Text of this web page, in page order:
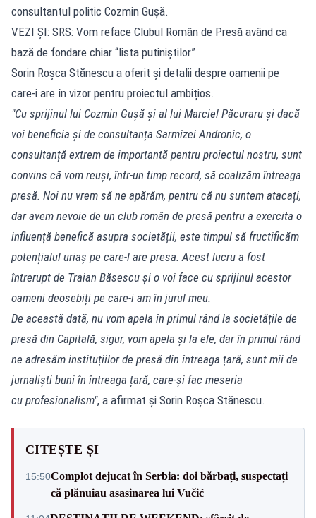
consultantul politic Cozmin Gușă.
VEZI ȘI: SRS: Vom reface Clubul Român de Presă având ca
bază de fondare chiar “lista putiniștilor”
Sorin Roșca Stănescu a oferit și detalii despre oamenii pe
care-i are în vizor pentru proiectul ambițios.
"Cu sprijinul lui Cozmin Gușă și al lui Marciel Păcuraru și dacă
voi beneficia și de consultanța Sarmizei Andronic, o
consultanță extrem de importantă pentru proiectul nostru, sunt
convins că vom reuși, într-un timp record, să coalizăm întreaga
presă. Noi nu vrem să ne apărăm, pentru că nu suntem atacați,
dar avem nevoie de un club român de presă pentru a exercita o
influență benefică asupra societății, este timpul să fructificăm
potențialul uriaș pe care-l are presa. Acest lucru a fost
întrerupt de Traian Băsescu și o voi face cu sprijinul acestor
oameni deosebiți pe care-i am în jurul meu.
De această dată, nu vom apela în primul rând la societățile de
presă din Capitală, sigur, vom apela și la ele, dar în primul rând
ne adresăm instituțiilor de presă din întreaga țară, sunt mii de
jurnaliști buni în întreaga țară, care-și fac meseria
cu profesionalism", a afirmat și Sorin Roșca Stănescu.
CITEȘTE ȘI
15:50Complot dejucat în Serbia: doi bărbați, suspectați
că plănuiau asasinarea lui Vučić